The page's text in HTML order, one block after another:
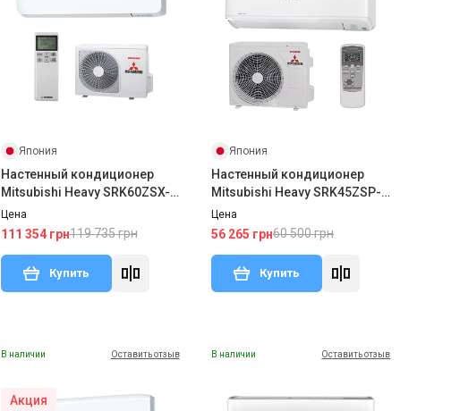
Япония
Настенный кондиционер
Mitsubishi Heavy SRK60ZSX-
W/SRC60ZSX-W2(3)
Цена
111 354 грн119 735 грн
Купить
Япония
Настенный кондиционер
Mitsubishi Heavy SRK45ZSP-
W(1)/SRC45ZSP-W(1)
Цена
56 265 грн60 500 грн
Купить
В наличии Оставить отзыв
Акция
В наличии Оставить отзыв